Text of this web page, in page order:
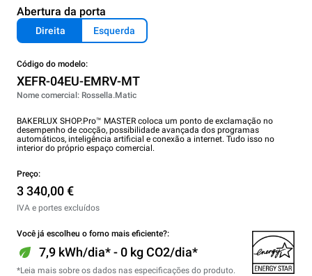
Abertura da porta
Direita Esquerda
Código do modelo:
XEFR-04EU-EMRV-MT
Nome comercial: Rossella.Matic
BAKERLUX SHOP.Pro™ MASTER coloca um ponto de exclamação no
desempenho de cocção, possibilidade avançada dos programas
automáticos, inteligência artificial e conexão a internet. Tudo isso no
interior do próprio espaço comercial.
Preço:
3 340,00 €
IVA e portes excluídos
Você já escolheu o forno mais eficiente?:
7,9 kWh/dia* - 0 kg CO2/dia*
*Leia mais sobre os dados nas especificações do produto.